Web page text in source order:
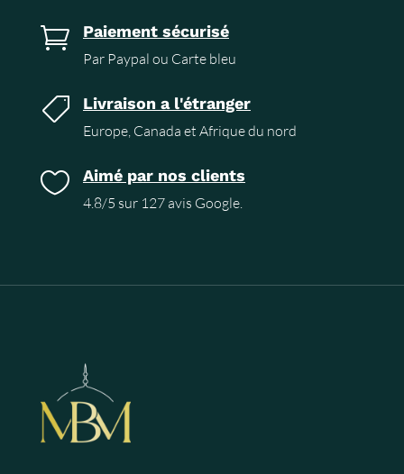
 Paiement sécurisé
Par Paypal ou Carte bleu
 Livraison a l'étranger
Europe, Canada et Afrique du nord
 Aimé par nos clients
4.8/5 sur 127 avis Google.